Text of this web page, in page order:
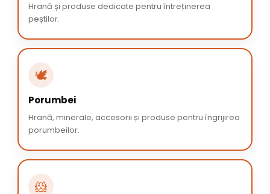
Hrană și produse dedicate pentru întreținerea
peștilor.
🕊️
Porumbei
Hrană, minerale, accesorii și produse pentru îngrijirea
porumbeilor.
🐹